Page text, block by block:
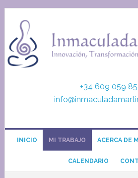
+34 609 059
INICIO MI TRABAJO ACERCA DE MI
CALENDARIO